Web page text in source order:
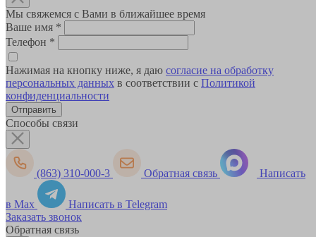
Мы свяжемся с Вами в ближайшее время
Ваше имя *
Телефон *
Нажимая на кнопку ниже, я даю согласие на обработку
персональных данных в соответствии с Политикой
конфиденциальности
Способы связи
(863) 310-000-3 Обратная связь Написать
в Max
Написать в Telegram
Заказать звонок
Обратная связь